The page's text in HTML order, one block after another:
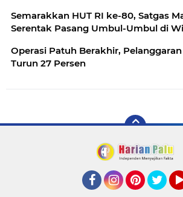
Semarakkan HUT RI ke-80, Satgas
Serentak Pasang Umbul-Umbul di
Operasi Patuh Berakhir,
Turun 27 Persen